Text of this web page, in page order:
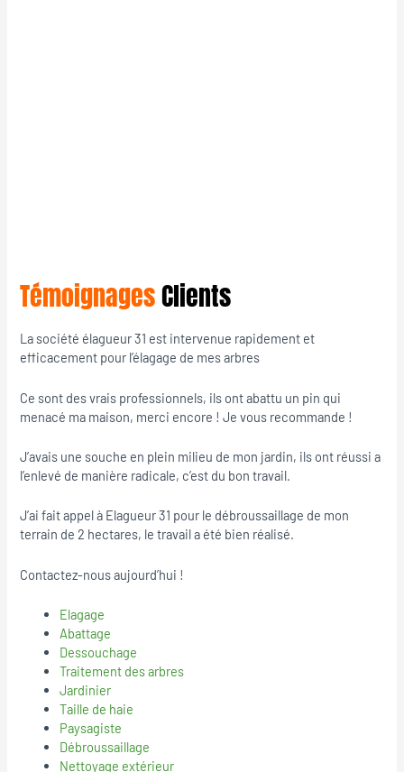
TémoignagesClients
La société élagueur 31 est intervenue rapidement et
efficacement pour l’élagage de mes arbres
Ce sont des vrais professionnels, ils ont abattu un pin qui
menacé ma maison, merci encore ! Je vous recommande !
J’avais une souche en plein milieu de mon jardin, ils ont réussi a
l’enlevé de manière radicale, c’est du bon travail.
J’ai fait appel à Elagueur 31 pour le débroussaillage de mon
terrain de 2 hectares, le travail a été bien réalisé.
Contactez-nous aujourd’hui !
Elagage
Abattage
Dessouchage
Traitement des arbres
Jardinier
Taille de haie
Paysagiste
Débroussaillage
Nettoyage extérieur